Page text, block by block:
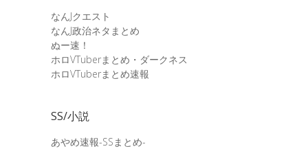
なんJクエスト
なんJ政治ネタまとめ
ぬー速！
ホロVTuberまとめ・ダークネス
ホロVTuberまとめ速報
SS/小説
あやめ速報-SSまとめ-